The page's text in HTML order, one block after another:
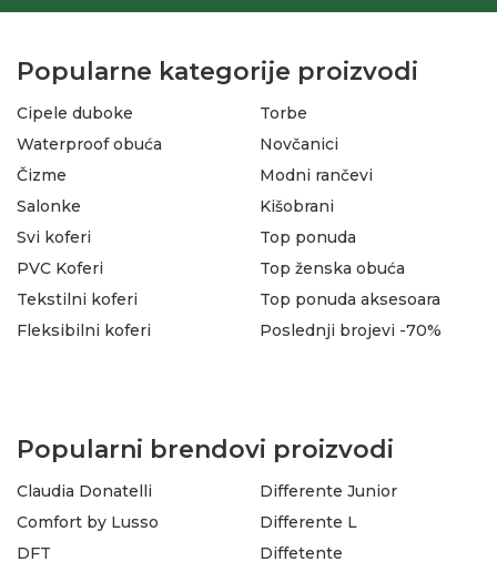
Popularne kategorije proizvodi
Cipele duboke
Waterproof obuća
Čizme
Salonke
Torbe
Novčanici
Modni rančevi
Kišobrani
Svi koferi
PVC Koferi
Tekstilni koferi
Fleksibilni koferi
Top ponuda
Top ženska obuća
Top ponuda aksesoara
Poslednji brojevi -70%
Popularni brendovi proizvodi
Claudia Donatelli
Comfort by Lusso
DFT
Differente Junior
Differente L
Diffetente